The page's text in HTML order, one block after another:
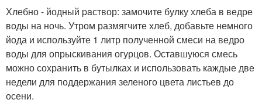
Хлебно - йодный paствор: замочите булку хлеба в ведре
воды на ночь. Утром размягчите хлеб, добавьте немного
йода и используйте 1 литр полученной смеси на ведро
воды для опрыскивания огурцов. Оставшуюся смесь
можно сохранить в бутылках и использовать каждые две
недели для поддержания зеленого цвета листьев до
осени.